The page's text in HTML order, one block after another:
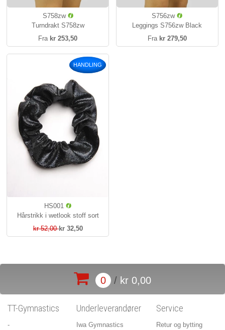
S758zw
Turndrakt S758zw
Fra kr 253,50
S756zw
Leggings S756zw Black
Frakr 279,50
HANDLING
HS001
Hårstrikk i wetlook stoff sort
kr 52,00kr 32,50
0 / kr 0,00
TT-Gymnastics
-
Underleverandører
Iwa Gymnastics
Service
Retur og bytting